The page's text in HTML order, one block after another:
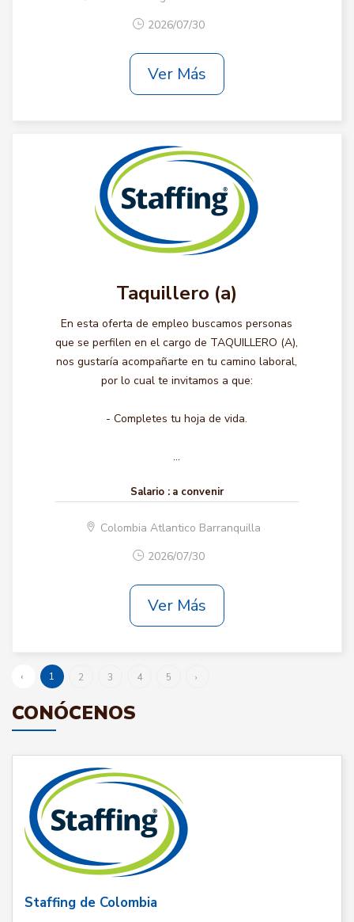
2026/07/30
Ver Más
Taquillero (a)
En esta oferta de empleo buscamos personas
que se perfilen en el cargo de TAQUILLERO (A),
nos gustaría acompañarte en tu camino laboral,
por lo cual te invitamos a que:
- Completes tu hoja de vida.
...
Salario : a convenir
Colombia Atlantico Barranquilla
2026/07/30
Ver Más
‹ 1 2 3 4 5 ›
CONÓCENOS
Staffing de Colombia